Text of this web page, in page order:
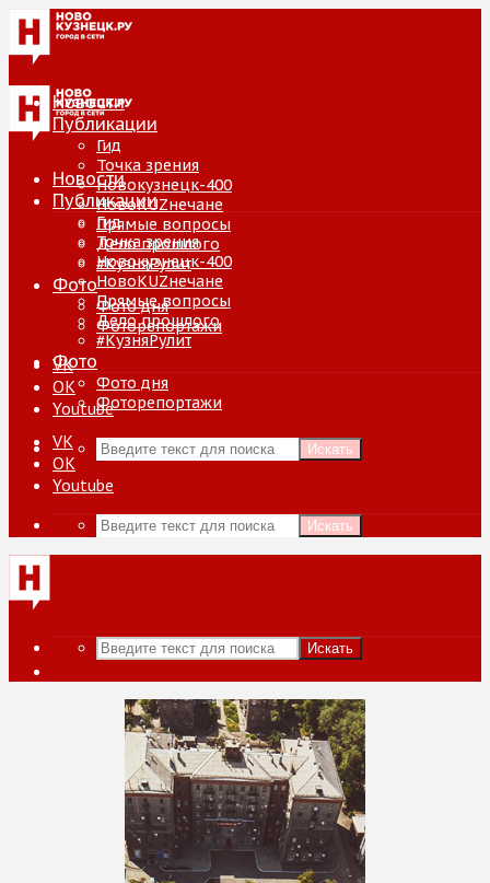
Новости
Публикации
Гид
Точка зрения
Новокузнецк-400
НовоKUZнечане
Прямые вопросы
Дело прошлого
#КузняРулит
Фото
Фото дня
Фоторепортажи
VK
ОК
Youtube
Искать
Новости
Публикации
Гид
Точка зрения
Новокузнецк-400
НовоKUZнечане
Прямые вопросы
Дело прошлого
#КузняРулит
Фото
Фото дня
Фоторепортажи
VK
ОК
Youtube
Искать
Искать